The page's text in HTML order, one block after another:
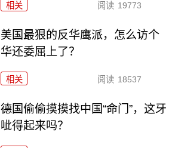
相关 阅读 19773
美国最狠的反华鹰派，怎么访个
华还委屈上了？
相关 阅读 18537
德国偷偷摸摸找中国“命门”，这牙
呲得起来吗？